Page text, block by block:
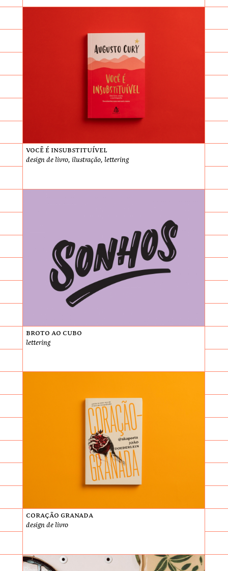
Você é Insubstituível
design de livro, ilustração, lettering
Broto ao Cubo
lettering
Coração Granada
design de livro